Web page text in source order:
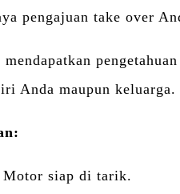
pengajuan take over
Anda maupun keluarga.
Motor siap di tarik.